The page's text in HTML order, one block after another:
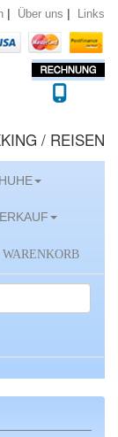
| Über uns | Links
/ REISEN